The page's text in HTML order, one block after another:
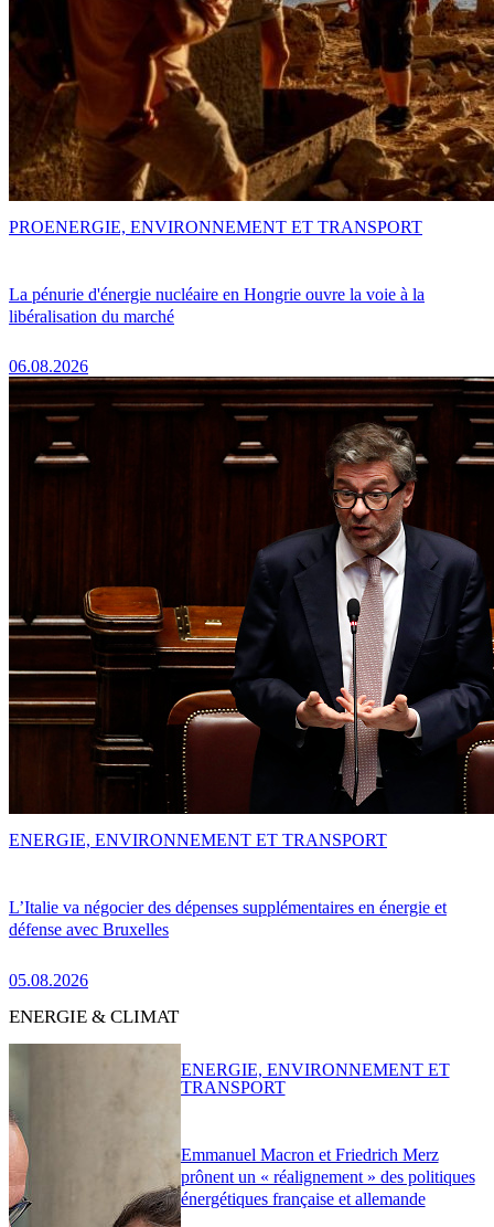
La pénurie d'énergie nucléaire en Hongrie ouvre la voie à la
libéralisation du marché
06.08.2026
PROENERGIE, ENVIRONNEMENT ET TRANSPORT
L’Italie va négocier des dépenses supplémentaires en énergie et
défense avec Bruxelles
05.08.2026
ENERGIE, ENVIRONNEMENT ET TRANSPORT
ENERGIE & CLIMAT
Emmanuel Macron et Friedrich Merz
prônent un « réalignement » des politiques
énergétiques française et allemande
ENERGIE, ENVIRONNEMENT ET
TRANSPORT